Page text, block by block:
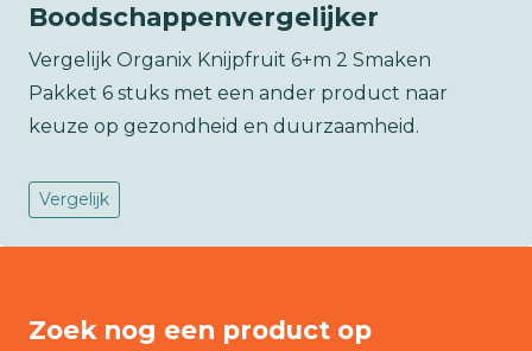
Boodschappenvergelijker
Vergelijk Organix Knijpfruit 6+m 2 Smaken
Pakket 6 stuks met een ander product naar
keuze op gezondheid en duurzaamheid.
Vergelijk
Zoek nog een product op